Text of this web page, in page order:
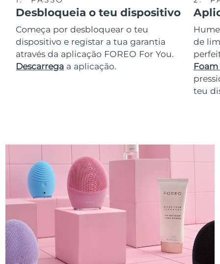
Desbloqueia o teu dispositivo
Começa por desbloquear o teu
dispositivo e registar a tua garantia
através da aplicação FOREO For You.
Descarrega a aplicação.
de
Foam
teu